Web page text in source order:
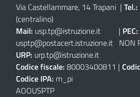
Via Castellammare, 14 Trapani | Tel.:
(centralino)
Mail: usp.tp@istruzione.it | PEC:
usptp@postacert.istruzione.it
URP: urp.tp@istruzione.it
Codice fiscale: 80003400811 |
Codice IPA: m_pi
AOOUSPTP